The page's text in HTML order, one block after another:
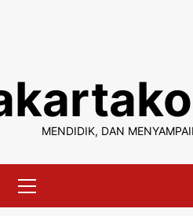
content
MENDIDIK, DAN
Menu